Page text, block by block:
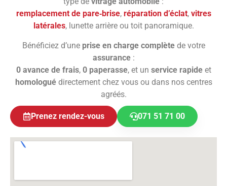
remplacement de pare‑brise, réparation d’éclat, vitres
latérales, lunette arrière ou toit panoramique.
Bénéficiez d’une prise en charge complètede votre
assurance:
0 avance de frais, 0 paperasse, et un service rapideet
homologuédirectement chez vous ou dans nos centres
agréés.
Prenez rendez-vous 071 51 71 00